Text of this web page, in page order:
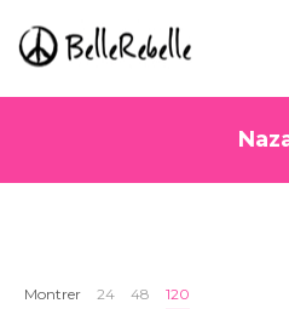
Montrer 24 48 120